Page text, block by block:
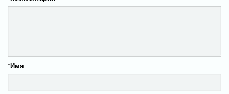
Имя
*